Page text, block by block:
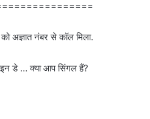
अज्ञात नंबर से कॉल मिला.
डे … क्या आप सिंगल हैं?